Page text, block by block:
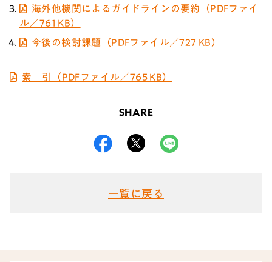
海外他機関によるガイドラインの要約（PDFファイ
ル／761 KB）
今後の検討課題（PDFファイル／727 KB）
索 引（PDFファイル／765 KB）
SHARE
一覧に戻る